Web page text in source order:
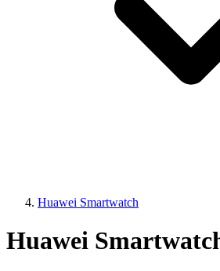
Huawei Smartwatch
Huawei